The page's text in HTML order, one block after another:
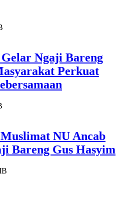
Ngaji Bareng
Perkuat
NU Ancab
Bareng Gus Hasyim